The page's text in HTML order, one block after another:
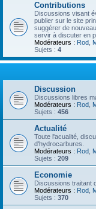
Contributions
Discussions visant
publier sur le site
suggérer de
servir à discuter en
Modérateurs : Rod
Sujets : 4
Discussion
Discussions libres
Modérateurs : Rod
Sujets : 456
Actualité
Toute l'acualité,
d'hydrocarbures.
Modérateurs : Rod
Sujets : 209
Economie
Discussions traitant
Modérateurs : Rod
Sujets : 370